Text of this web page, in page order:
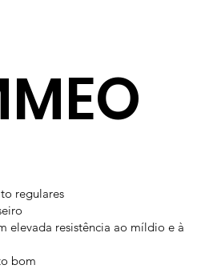
regulares
elevada resistência ao míldio e à
bom